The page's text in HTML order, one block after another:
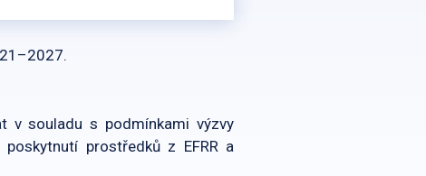
v souladu s podmínkami výzvy
prostředků z EFRR a